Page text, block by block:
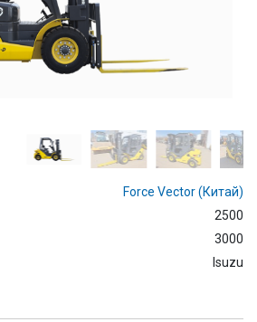
Force Vector (Китай)
2500
3000
Isuzu